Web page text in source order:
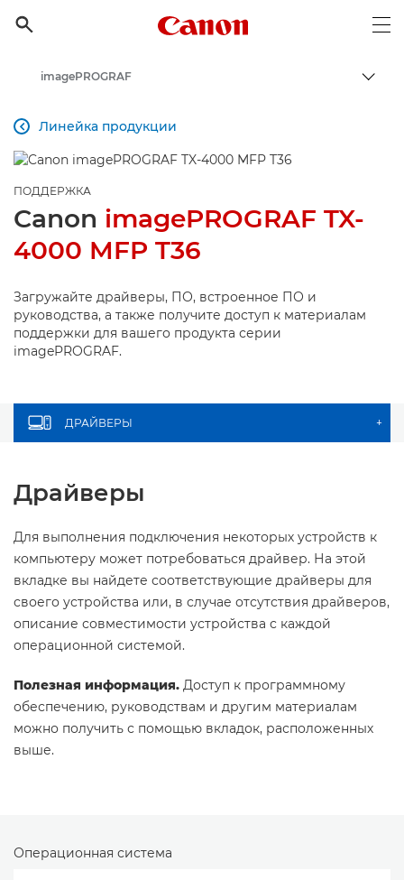

Canon Logo, back to
imagePROGRAF
Линейка продукции

ПОДДЕРЖКА
Canon imagePROGRAF TX-
4000 MFP T36
Загружайте драйверы, ПО, встроенное ПО и
руководства, а также получите доступ к материалам
поддержки для вашего продукта серии
imagePROGRAF.
ДРАЙВЕРЫ +
Драйверы
Для выполнения подключения некоторых устройств к
компьютеру может потребоваться драйвер. На этой
вкладке вы найдете соответствующие драйверы для
своего устройства или, в случае отсутствия драйверов,
описание совместимости устройства с каждой
операционной системой.
Полезная информация. Доступ к программному
обеспечению, руководствам и другим материалам
можно получить с помощью вкладок, расположенных
выше.
Операционная система